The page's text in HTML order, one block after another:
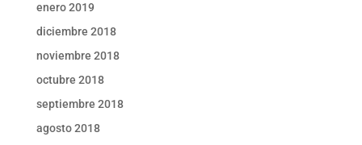
enero 2019
diciembre 2018
noviembre 2018
octubre 2018
septiembre 2018
agosto 2018